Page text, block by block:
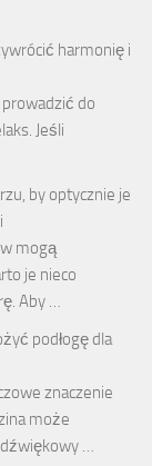
harmonię i
do
Jeśli
by optycznie je
mogą
je nieco
Aby …
podłogę dla
znaczenie
może
…